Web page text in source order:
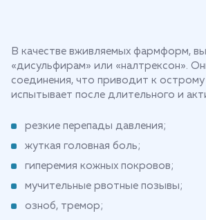
В качестве вживляемых фармформ,
«дисульфирам» или «налтрексон».
соединения, что приводит к
испытывает после длительного и
резкие перепады давления;
жуткая головная боль;
гиперемия кожных покровов;
мучительные рвотные позывы;
озноб, тремор;